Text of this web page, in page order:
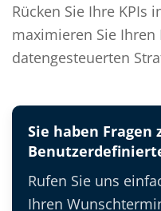
Rücken Sie Ihre KPIs
maximieren Sie Ihren
datengesteuerten
Sie haben Fragen
Rufen Sie uns
Ihren